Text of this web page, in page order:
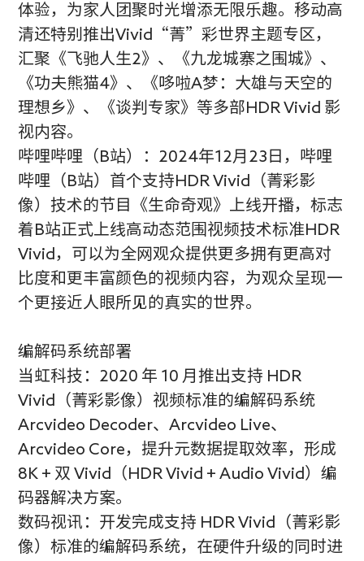
体验，为家人团聚时光增添无限乐趣。移动高
清还特别推出Vivid“菁”彩世界主题专区，
汇聚《飞驰人生2》、《九龙城寨之围城》、
《功夫熊猫4》、《哆啦A梦：大雄与天空的
理想乡》、《谈判专家》等多部HDR Vivid 影
视内容。
哔哩哔哩（B站）：2024年12月23日，哔哩
哔哩（B站）首个支持HDR Vivid（菁彩影
像）技术的节目《生命奇观》上线开播，标志
着B站正式上线高动态范围视频技术标准HDR
Vivid，可以为全网观众提供更多拥有更高对
比度和更丰富颜色的视频内容，为观众呈现一
个更接近人眼所见的真实的世界。
编解码系统部署
当虹科技：2020 年 10 月推出支持 HDR
Vivid（菁彩影像）视频标准的编解码系统
Arcvideo Decoder、Arcvideo Live、
Arcvideo Core，提升元数据提取效率，形成
8K + 双 Vivid（HDR Vivid + Audio Vivid）编
码器解决方案。
数码视讯：开发完成支持 HDR Vivid（菁彩影
像）标准的编解码系统，在硬件升级的同时进